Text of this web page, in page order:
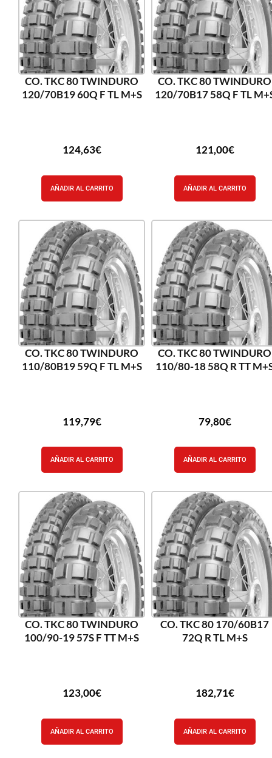
CO. TKC 80 TWINDURO
120/70B19 60Q F TL M+S
124,63€
AÑADIR AL CARRITO
CO. TKC 80 TWINDURO
120/70B17 58Q F TL
121,00€
AÑADIR AL CARRITO
CO. TKC 80 TWINDURO
110/80B19 59Q F TL M+S
119,79€
AÑADIR AL CARRITO
CO. TKC 80 TWINDURO
110/80-18 58Q R TT
79,80€
AÑADIR AL CARRITO
CO. TKC 80 TWINDURO
100/90-19 57S F TT M+S
123,00€
AÑADIR AL CARRITO
CO. TKC 80 170/60B17
72Q R TL M+S
182,71€
AÑADIR AL CARRITO